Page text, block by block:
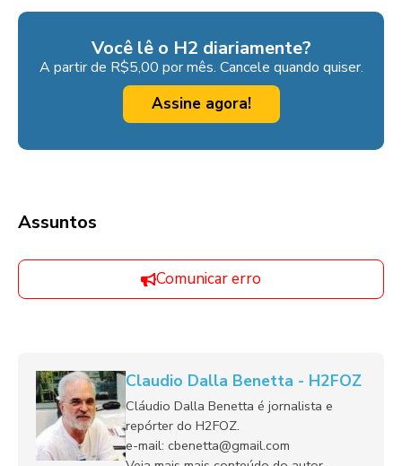
Você lê o H2 diariamente?
A partir de R$5,00 por mês. Cancele quando quiser.
Assine agora!
Assuntos
Comunicar erro
Claudio Dalla Benetta - H2FOZ
Cláudio Dalla Benetta é jornalista e
repórter do H2FOZ.
e-mail: cbenetta@gmail.com